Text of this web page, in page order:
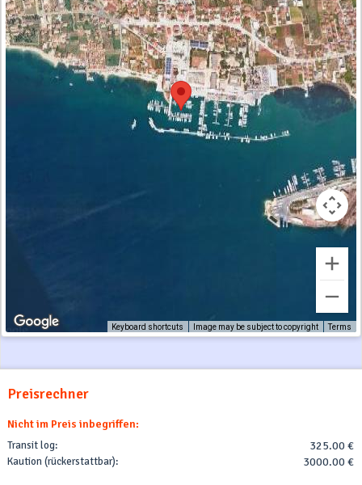
Keyboard shortcuts Image may be subject to copyright Terms
Preisrechner
Nicht im Preis inbegriffen:
Transit log: 325.00 €
Kaution (rückerstattbar): 3000.00 €